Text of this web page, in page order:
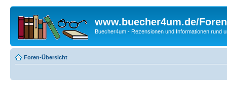
www.buecher4um.de/Foren
Buecher4um - Rezensionen und Informationen rund
Foren-Übersicht